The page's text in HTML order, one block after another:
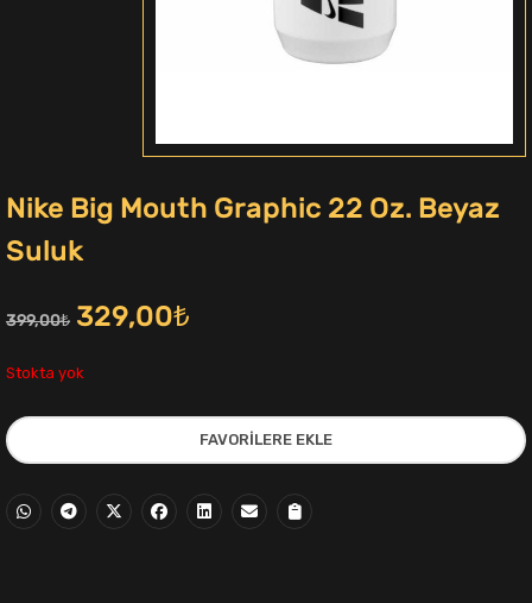
Nike Big Mouth Graphic 22 Oz. Beyaz
Suluk
399,00₺ Orijinal
fiyat:
399,00₺.
329,00₺
fiyat:
329,00₺.
Stokta yok
FAVORILERE EKLE